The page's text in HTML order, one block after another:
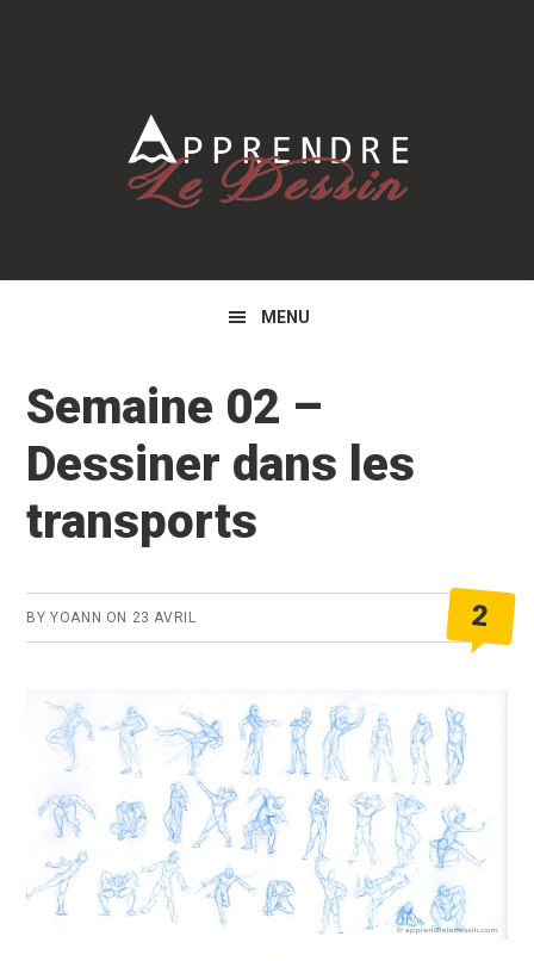
MENU
Semaine 02 –
Dessiner dans les
transports
BYYOANN ON 23 AVRIL 2